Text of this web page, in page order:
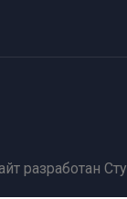
разработан